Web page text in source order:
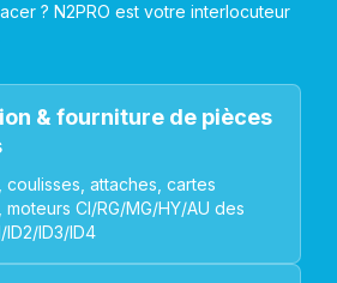
? N2PRO est votre interlocuteur
& fourniture de pièces
coulisses, attaches, cartes
CI/RG/MG/HY/AU des
ID2/ID3/ID4